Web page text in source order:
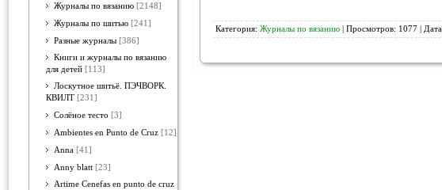
Журналы по вязанию [2148]
Журналы по шитью [241]
Разные журналы [386]
Книги и журналы по вязанию
для детей [113]
Лоскутное шитьё. ПЭЧВОРК.
КВИЛТ [231]
Солёное тесто [3]
Ambientes en Punto de Cruz [12]
Anna [41]
Anny blatt [23]
Artime Cenefas en punto de cruz
Категория: Журналы по вязанию | Просмотров: 1077 |